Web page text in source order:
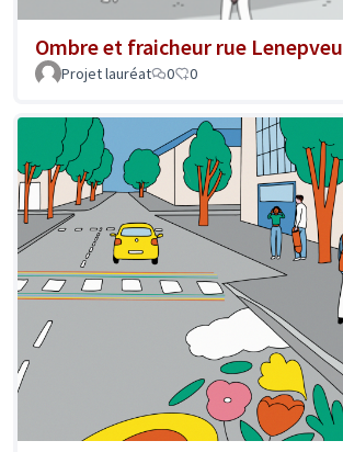
Ombre et fraicheur rue Lenepveu
Projet lauréat 0 0